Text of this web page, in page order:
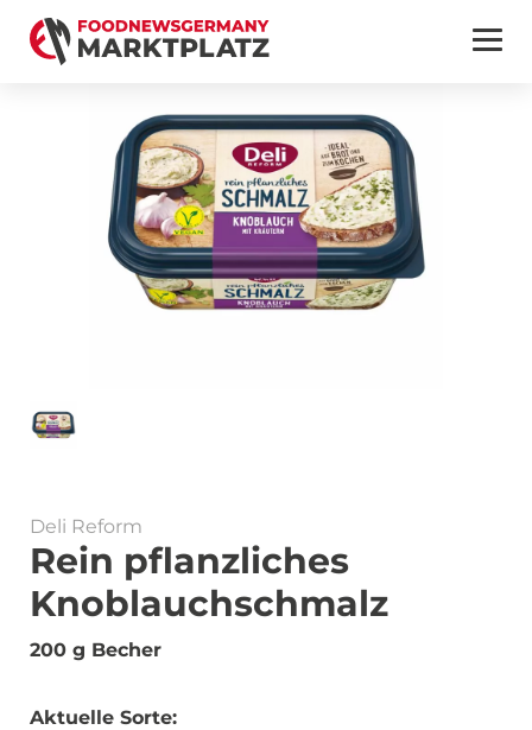
Deli Reform
Rein pflanzliches
Knoblauchschmalz
200 g Becher
Aktuelle Sorte: